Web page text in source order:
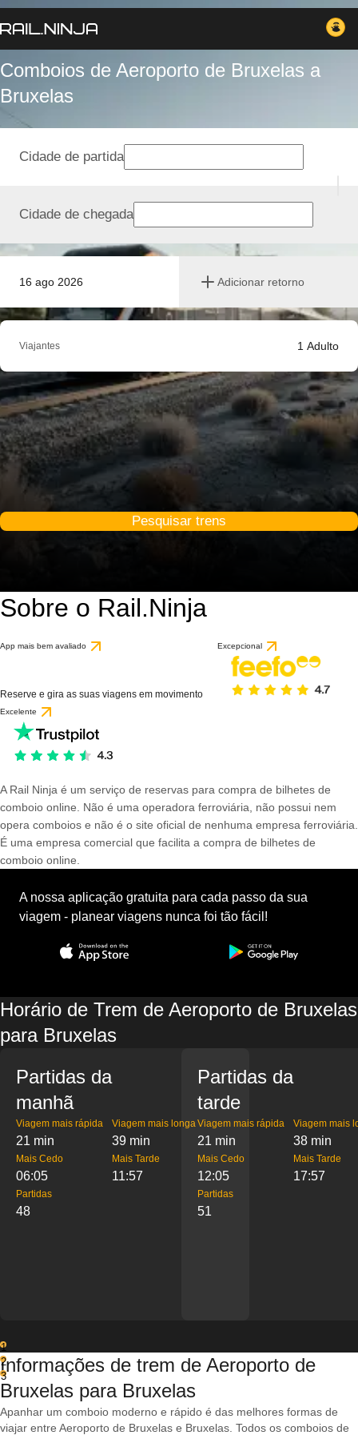
Comboios de Aeroporto de Bruxelas a
Bruxelas
16 ago 2026 Adicionar retorno
Cidade de partida
Cidade de chegada
Viajantes 1 Adulto
Pesquisar trens
Sobre o Rail.Ninja
App mais bem avaliado
Reserve e gira as suas viagens em movimento
Excepcional
Excelente
A Rail Ninja é um serviço de reservas para compra de bilhetes de
comboio online. Não é uma operadora ferroviária, não possui nem
opera comboios e não é o site oficial de nenhuma empresa ferroviária.
É uma empresa comercial que facilita a compra de bilhetes de
comboio online.
A nossa aplicação gratuita para cada passo da sua
viagem - planear viagens nunca foi tão fácil!
Horário de Trem de Aeroporto de Bruxelas
para Bruxelas
Partidas da
manhã
Viagem mais rápida
21 min
Viagem mais longa
39 min
Mais Cedo
06:05
Mais Tarde
11:57
Partidas
48
Partidas da
tarde
Viagem mais rápida
21 min
Viagem mais
38 min
Mais Cedo
12:05
Mais Tarde
17:57
Partidas
51
1
2
3
Informações de trem de Aeroporto de
Bruxelas para Bruxelas
Apanhar um comboio moderno e rápido é das melhores formas de
viajar entre Aeroporto de Bruxelas e Bruxelas. Todos os comboios de